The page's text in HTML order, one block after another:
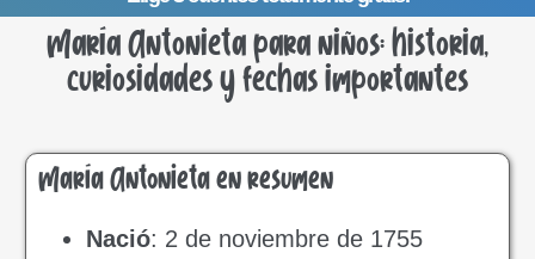
María Antonieta para niños: historia,
curiosidades y fechas importantes
María Antonieta en resumen
Nació: 2 de noviembre de 1755